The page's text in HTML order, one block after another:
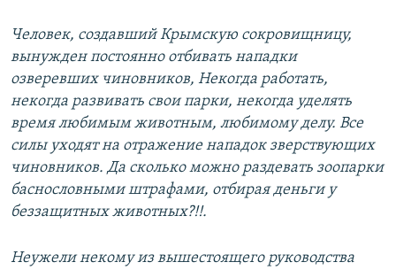
Человек, создавший Крымскую сокровищницу,
вынужден постоянно отбивать нападки
озверевших чиновников, Некогда работать,
некогда развивать свои парки, некогда уделять
время любимым животным, любимому делу. Все
силы уходят на отражение нападок зверствующих
чиновников. Да сколько можно раздевать зоопарки
баснословными штрафами, отбирая деньги у
беззащитных животных?!!.
Неужели некому из вышестоящего руководства